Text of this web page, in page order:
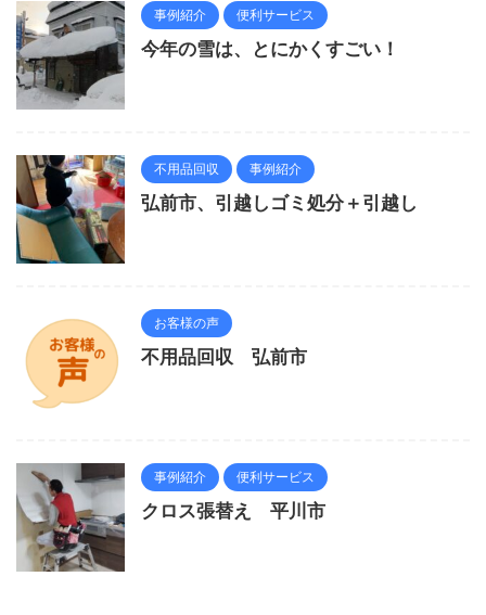
事例紹介 便利サービス
今年の雪は、とにかくすごい！
不用品回収 事例紹介
弘前市、引越しゴミ処分＋引越し
お客様の声
不用品回収 弘前市
事例紹介 便利サービス
クロス張替え 平川市